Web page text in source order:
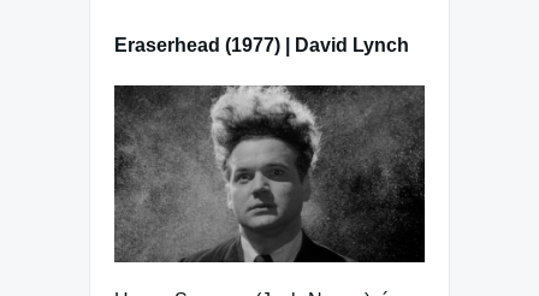
Eraserhead (1977) | David Lynch